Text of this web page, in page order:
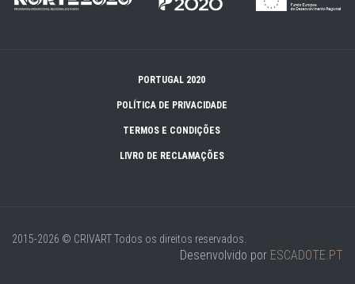
PORTUGAL 2020
POLÍTICA DE PRIVACIDADE
TERMOS E CONDIÇÕES
LIVRO DE RECLAMAÇÕES
2015-2026 © CRIVARTTodos os direitos reservados.
Desenvolvido por ESCADOTE.PT